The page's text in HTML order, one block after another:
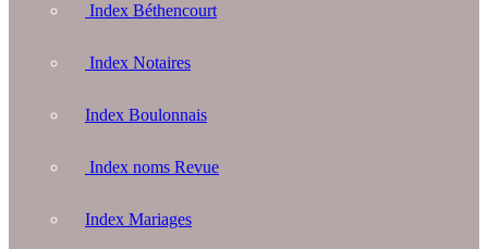
Index Béthencourt
Index Notaires
Index Boulonnais
Index noms Revue
Index Mariages